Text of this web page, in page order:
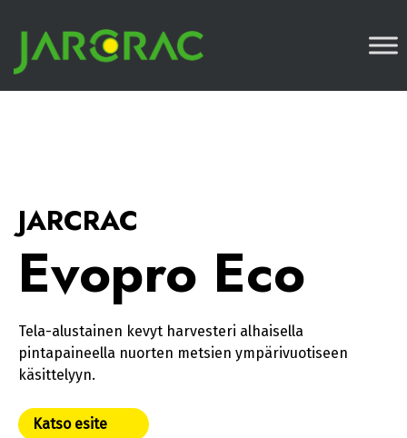
content
JARCRAC
Evopro Eco
Tela-alustainen kevyt harvesteri alhaisella
pintapaineella nuorten metsien ympärivuotiseen
käsittelyyn.
Katso esite